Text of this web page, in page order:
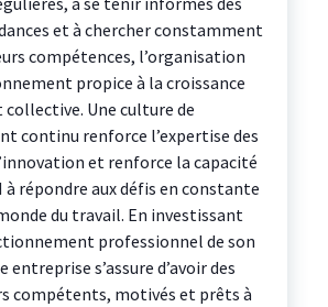
et à chercher constamment
compétences, l’organisation
propice à la croissance
Une culture de
continu renforce l’expertise des
et renforce la capacité
à répondre aux défis en constante
du travail. En investissant
professionnel de son
entreprise s’assure d’avoir des
compétents, motivés et prêts à